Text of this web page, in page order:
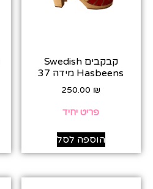
קבקבים Swedish
Hasbeens מידה 37
250.00 ₪
פריט יחיד
הוספה לסל